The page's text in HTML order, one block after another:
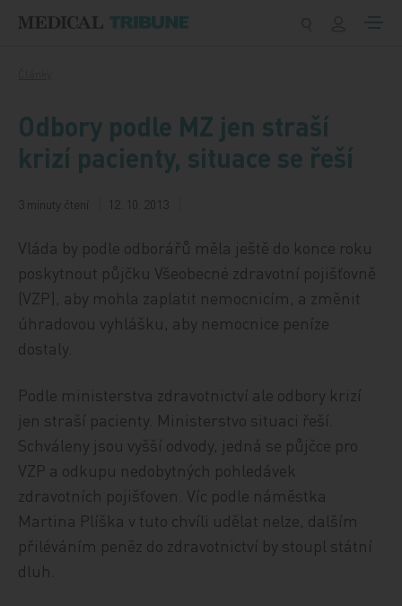
Odbory podle MZ jen straší
krizí pacienty, situace se řeší
3 minuty čtení 12. 10. 2013
Vláda by podle odborářů měla ještě do konce roku
poskytnout půjčku Všeobecné zdravotní pojišťovně
(VZP), aby mohla zaplatit nemocnicím, a změnit
úhradovou vyhlášku, aby nemocnice peníze
dostaly.
Podle ministerstva zdravotnictví ale odbory krizí
jen straší pacienty. Ministerstvo situaci řeší.
Schváleny jsou vyšší odvody, jedná se půjčce pro
VZP a odkupu nedobytných pohledávek
zdravotních pojišťoven. Víc podle náměstka
Martina Plíška v tuto chvíli udělat nelze, dalším
přiléváním peněz do zdravotnictví by stoupl státní
dluh.